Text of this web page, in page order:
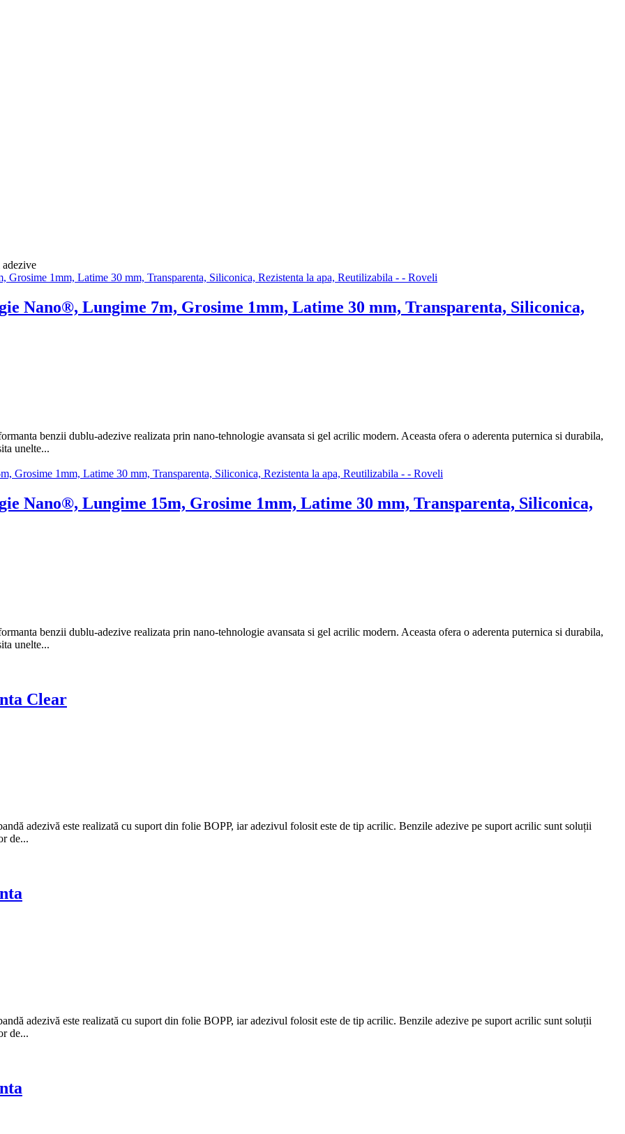
Nano®, Lungime 7m, Grosime 1mm, Latime 30 mm, Transparenta, Siliconica,
benzii dublu-adezive realizata prin nano-tehnologie avansata si gel acrilic modern. Aceasta ofera o aderenta puternica si durabila,
unelte...
Nano®, Lungime 15m, Grosime 1mm, Latime 30 mm, Transparenta, Siliconica,
benzii dublu-adezive realizata prin nano-tehnologie avansata si gel acrilic modern. Aceasta ofera o aderenta puternica si durabila,
unelte...
Clear
adezivă este realizată cu suport din folie BOPP, iar adezivul folosit este de tip acrilic. Benzile adezive pe suport acrilic sunt soluții
de...
adezivă este realizată cu suport din folie BOPP, iar adezivul folosit este de tip acrilic. Benzile adezive pe suport acrilic sunt soluții
de...